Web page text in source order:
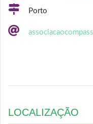
Porto
LOCALIZAÇÃO